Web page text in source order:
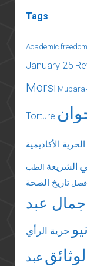
Tags
Academic freedom
January 25
Morsi
Torture
الحرية الأكاديمية
الشريعة الطب
فضل تاريخ الصحة
جمال عبد
حرية الرأي
عبد